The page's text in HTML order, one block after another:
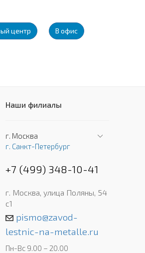
центр В офис
Наши филиалы
г. Москва
г. Санкт-Петербург
+7 (499) 348-10-41
г. Москва, улица Поляны, 54
с1
pismo@zavod-
lestnic-na-metalle.ru
Пн-Вс 9.00 – 20.00